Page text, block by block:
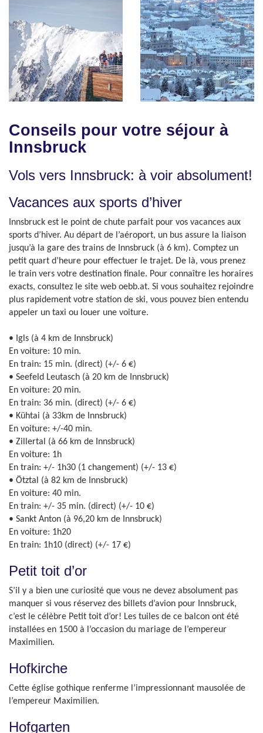
Conseils pour votre séjour à
Innsbruck
Vols vers Innsbruck: à voir absolument!
Vacances aux sports d’hiver
Innsbruck est le point de chute parfait pour vos vacances aux
sports d’hiver. Au départ de l’aéroport, un bus assure la liaison
jusqu’à la gare des trains de Innsbruck (à 6 km). Comptez un
petit quart d’heure pour effectuer le trajet. De là, vous prenez
le train vers votre destination finale. Pour connaître les horaires
exacts, consultez le site web oebb.at. Si vous souhaitez rejoindre
plus rapidement votre station de ski, vous pouvez bien entendu
appeler un taxi ou louer une voiture.
• Igls (à 4 km de Innsbruck)
En voiture: 10 min.
En train: 15 min. (direct) (+/- 6 €)
• Seefeld Leutasch (à 20 km de Innsbruck)
En voiture: 20 min.
En train: 36 min. (direct) (+/- 6 €)
• Kühtai (à 33km de Innsbruck)
En voiture: +/-40 min.
• Zillertal (à 66 km de Innsbruck)
En voiture: 1h
En train: +/- 1h30 (1 changement) (+/- 13 €)
• Ötztal (à 82 km de Innsbruck)
En voiture: 40 min.
En train: +/- 35 min. (direct) (+/- 10 €)
• Sankt Anton (à 96,20 km de Innsbruck)
En voiture: 1h20
En train: 1h10 (direct) (+/- 17 €)
Petit toit d’or
S’il y a bien une curiosité que vous ne devez absolument pas
manquer si vous réservez des billets d’avion pour Innsbruck,
c’est le célèbre Petit toit d’or! Les tuiles de ce balcon ont été
installées en 1500 à l’occasion du mariage de l’empereur
Maximilien.
Hofkirche
Cette église gothique renferme l’impressionnant mausolée de
l’empereur Maximilien.
Hofgarten